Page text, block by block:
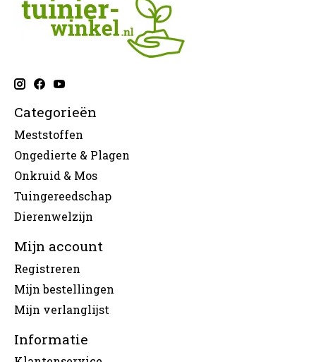
Categorieën
Meststoffen
Ongedierte & Plagen
Onkruid & Mos
Tuingereedschap
Dierenwelzijn
Mijn account
Registreren
Mijn bestellingen
Mijn verlanglijst
Informatie